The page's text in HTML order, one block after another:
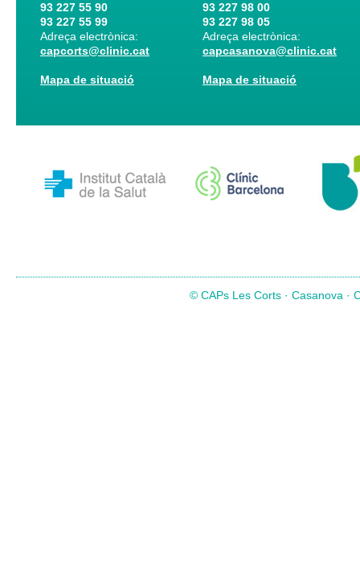
93 227 55 90
93 227 55 99
Adreça electrònica:
capcorts@clinic.cat
Mapa de situació
93 227 98 00
93 227 98 05
Adreça electrònica:
capcasanova@clinic.cat
Mapa de situació
© CAPs Les Corts · Casanova ·